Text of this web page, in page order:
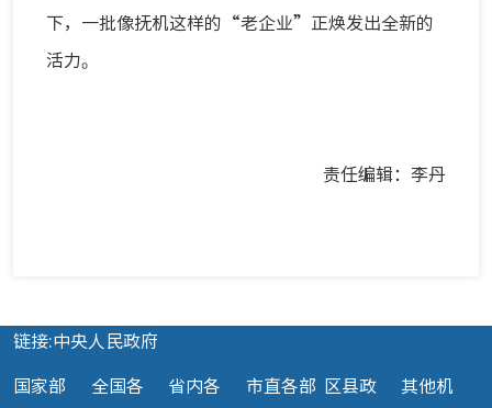
下，一批像抚机这样的“老企业”正焕发出全新的
活力。
责任编辑：李丹
链接:中央人民政府
国家部
全国各
省内各
市直各部 区县政
其他机